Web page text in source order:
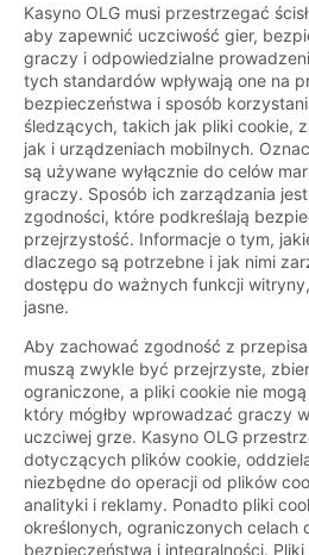
Kasyno OLG musi przestrzegać
aby zapewnić uczciwość gier,
graczy i odpowiedzialne
tych standardów wpływają one na
bezpieczeństwa i sposób
śledzących, takich jak pliki cookie,
jak i urządzeniach mobilnych.
są używane wyłącznie do celów
graczy. Sposób ich zarządzania
zgodności, które podkreślają
przejrzystość. Informacje o tym,
dlaczego są potrzebne i jak nimi
dostępu do ważnych funkcji
jasne.
Aby zachować zgodność z
muszą zwykle być przejrzyste,
ograniczone, a pliki cookie nie
który mógłby wprowadzać graczy
uczciwej grze. Kasyno OLG
dotyczących plików cookie,
niezbędne do operacji od plików
analityki i reklamy. Ponadto pliki
określonych, ograniczonych celach
bezpieczeństwa i integralności.